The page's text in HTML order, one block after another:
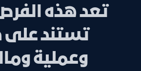
تعد هذه
تستند على
وعملية